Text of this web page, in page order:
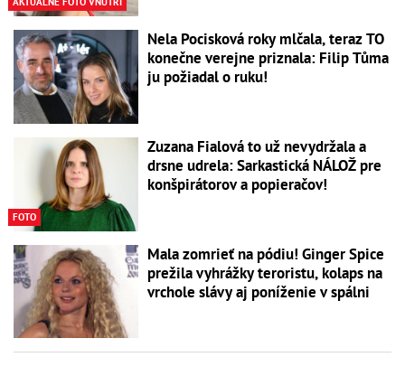
Nela Pocisková roky mlčala, teraz TO
konečne verejne priznala: Filip Tůma
ju požiadal o ruku!
FOTO
Zuzana Fialová to už nevydržala a
drsne udrela: Sarkastická NÁLOŽ pre
konšpirátorov a popieračov!
Mala zomrieť na pódiu! Ginger Spice
prežila vyhrážky teroristu, kolaps na
vrchole slávy aj poníženie v spálni